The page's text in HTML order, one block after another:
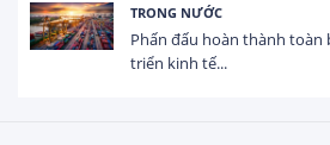
HOẠT ĐỘNG ĐẦU TƯ
Tổng vốn FDI đăng ký vào
USD trong 5 tháng...